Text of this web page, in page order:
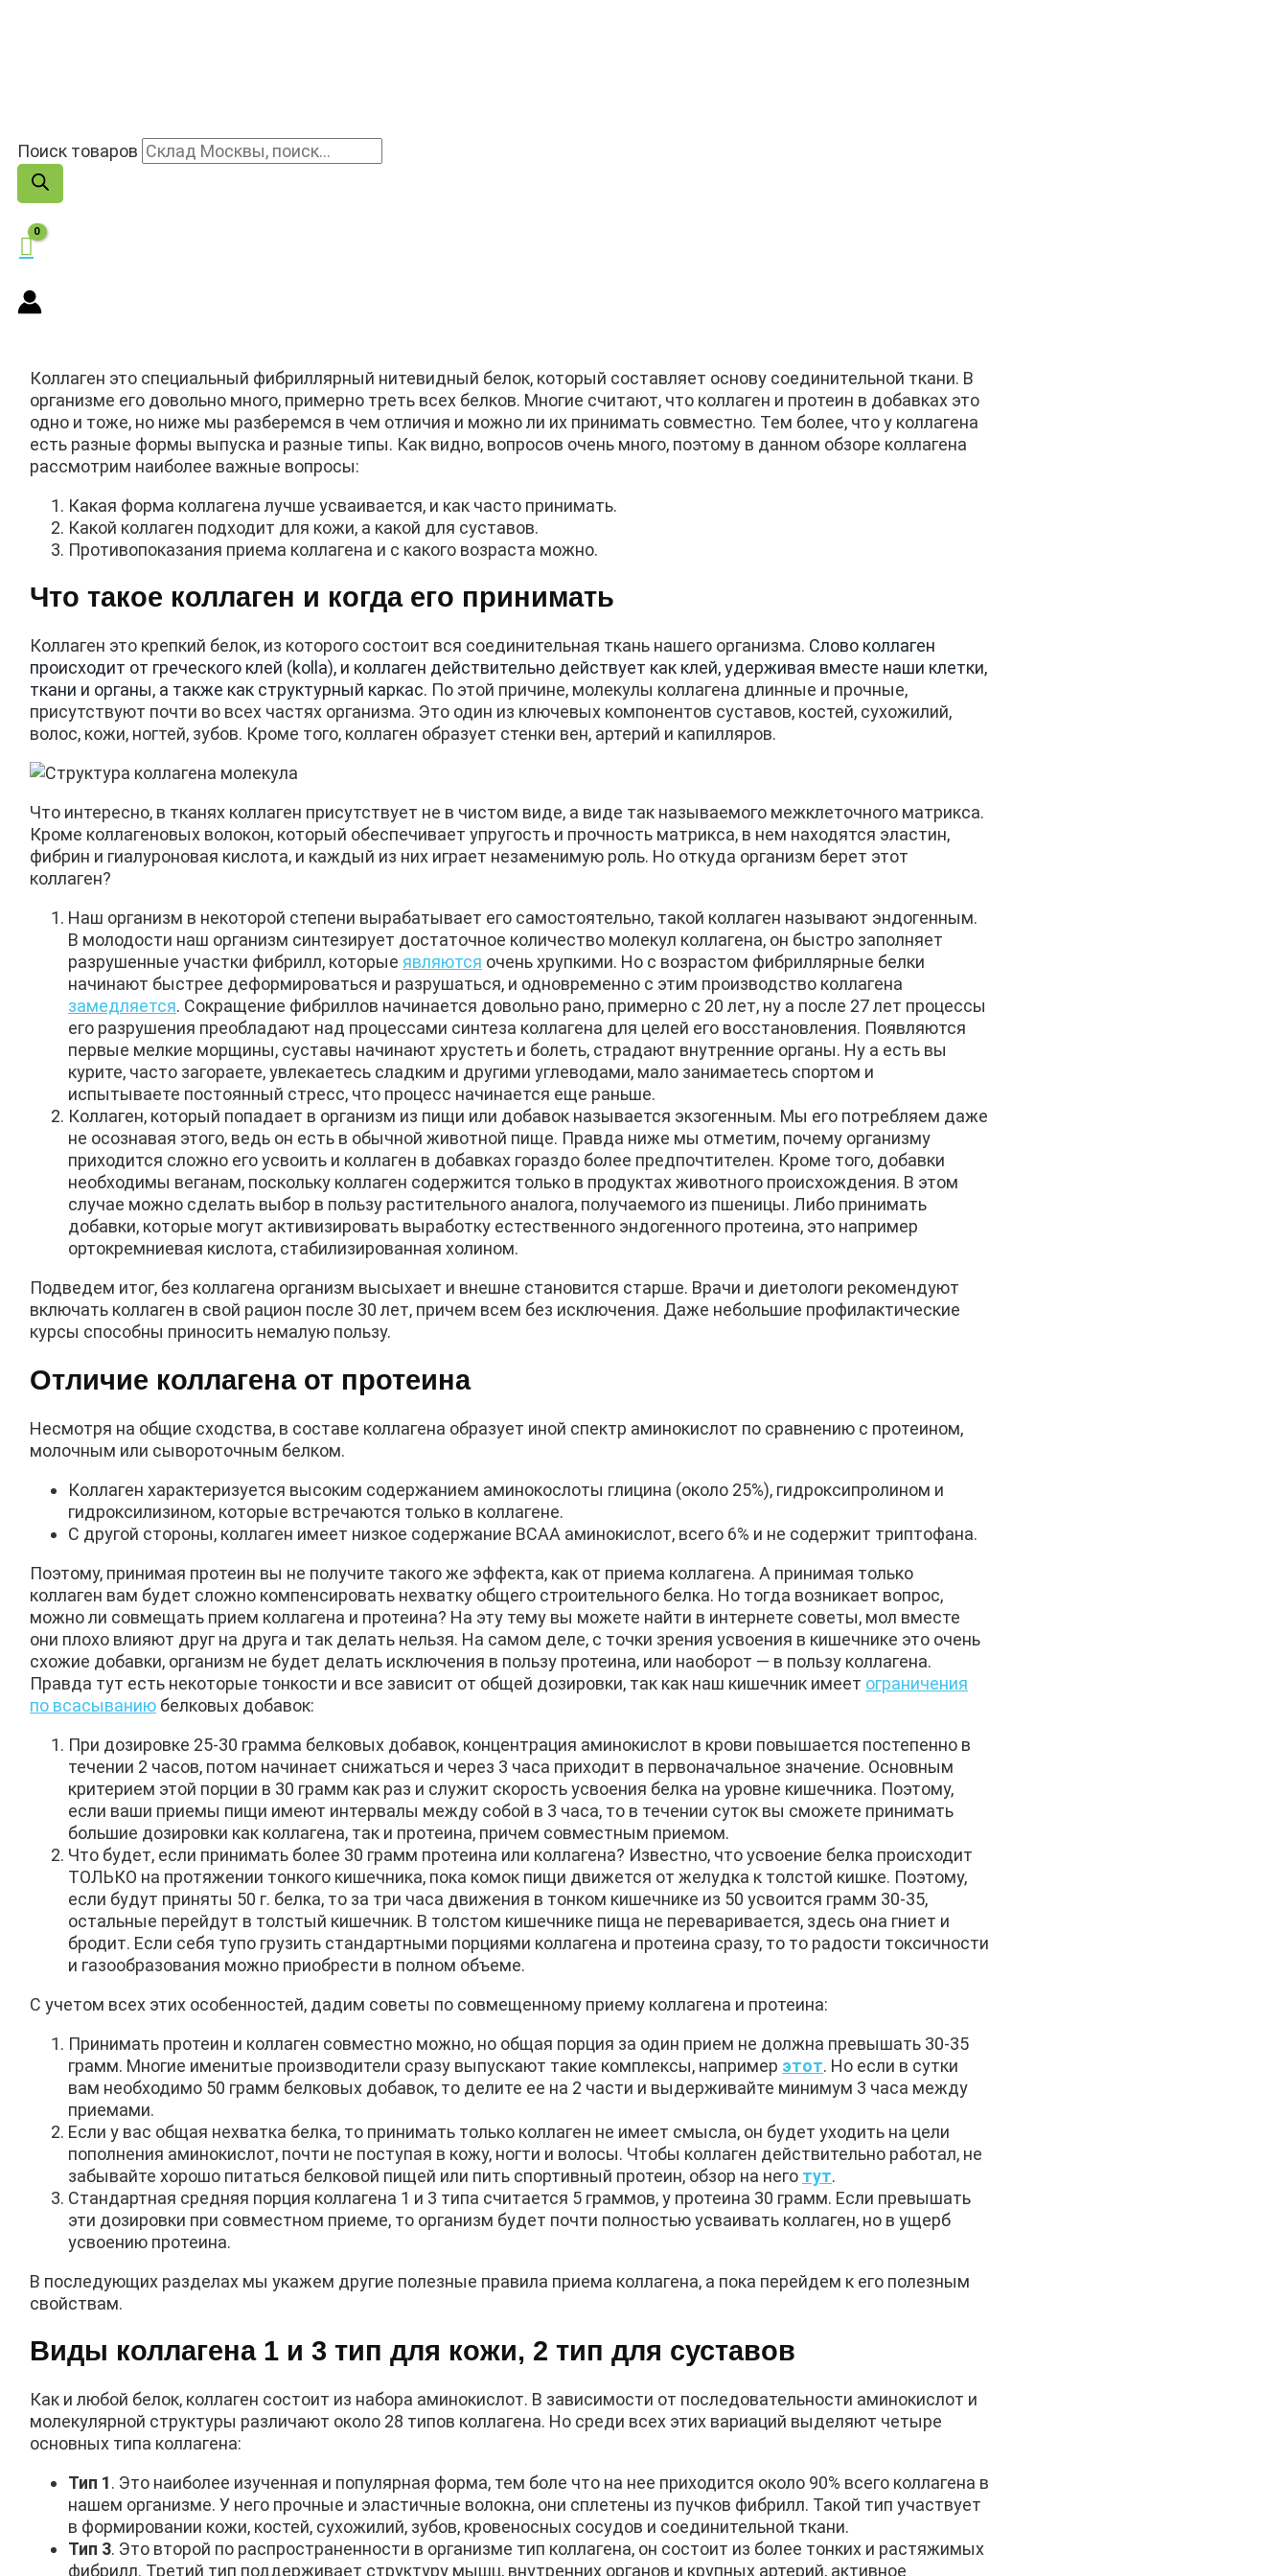
Поиск товаров
Коллаген это специальный фибриллярный нитевидный белок, который составляет основу соединительной ткани. В
организме его довольно много, примерно треть всех белков. Многие считают, что коллаген и протеин в добавках это
одно и тоже, но ниже мы разберемся в чем отличия и можно ли их принимать совместно. Тем более, что у коллагена
есть разные формы выпуска и разные типы. Как видно, вопросов очень много, поэтому в данном обзоре коллагена
рассмотрим наиболее важные вопросы:
Какая форма коллагена лучше усваивается, и как часто принимать.
Какой коллаген подходит для кожи, а какой для суставов.
Противопоказания приема коллагена и с какого возраста можно.
Что такое коллаген и когда его принимать
Коллаген это крепкий белок, из которого состоит вся соединительная ткань нашего организма. Слово коллаген
происходит от греческого клей (kolla), и коллаген действительно действует как клей, удерживая вместе наши клетки,
ткани и органы, а также как структурный каркас. По этой причине, молекулы коллагена длинные и прочные,
присутствуют почти во всех частях организма. Это один из ключевых компонентов суставов, костей, сухожилий,
волос, кожи, ногтей, зубов. Кроме того, коллаген образует стенки вен, артерий и капилляров.
Что интересно, в тканях коллаген присутствует не в чистом виде, а виде так называемого межклеточного матрикса.
Кроме коллагеновых волокон, который обеспечивает упругость и прочность матрикса, в нем находятся эластин,
фибрин и гиалуроновая кислота, и каждый из них играет незаменимую роль. Но откуда организм берет этот
коллаген?
Наш организм в некоторой степени вырабатывает его самостоятельно, такой коллаген называют эндогенным.
В молодости наш организм синтезирует достаточное количество молекул коллагена, он быстро заполняет
разрушенные участки фибрилл, которые являются очень хрупкими. Но с возрастом фибриллярные белки
начинают быстрее деформироваться и разрушаться, и одновременно с этим производство коллагена
замедляется. Сокращение фибриллов начинается довольно рано, примерно с 20 лет, ну а после 27 лет процессы
его разрушения преобладают над процессами синтеза коллагена для целей его восстановления. Появляются
первые мелкие морщины, суставы начинают хрустеть и болеть, страдают внутренние органы. Ну а есть вы
курите, часто загораете, увлекаетесь сладким и другими углеводами, мало занимаетесь спортом и
испытываете постоянный стресс, что процесс начинается еще раньше.
Коллаген, который попадает в организм из пищи или добавок называется экзогенным. Мы его потребляем даже
не осознавая этого, ведь он есть в обычной животной пище. Правда ниже мы отметим, почему организму
приходится сложно его усвоить и коллаген в добавках гораздо более предпочтителен. Кроме того, добавки
необходимы веганам, поскольку коллаген содержится только в продуктах животного происхождения. В этом
случае можно сделать выбор в пользу растительного аналога, получаемого из пшеницы. Либо принимать
добавки, которые могут активизировать выработку естественного эндогенного протеина, это например
ортокремниевая кислота, стабилизированная холином.
Подведем итог, без коллагена организм высыхает и внешне становится старше. Врачи и диетологи рекомендуют
включать коллаген в свой рацион после 30 лет, причем всем без исключения. Даже небольшие профилактические
курсы способны приносить немалую пользу.
Отличие коллагена от протеина
Несмотря на общие сходства, в составе коллагена образует иной спектр аминокислот по сравнению с протеином,
молочным или сывороточным белком.
Коллаген характеризуется высоким содержанием аминокослоты глицина (около 25%), гидроксипролином и
гидроксилизином, которые встречаются только в коллагене.
С другой стороны, коллаген имеет низкое содержание BCAA аминокислот, всего 6% и не содержит триптофана.
Поэтому, принимая протеин вы не получите такого же эффекта, как от приема коллагена. А принимая только
коллаген вам будет сложно компенсировать нехватку общего строительного белка. Но тогда возникает вопрос,
можно ли совмещать прием коллагена и протеина? На эту тему вы можете найти в интернете советы, мол вместе
они плохо влияют друг на друга и так делать нельзя. На самом деле, с точки зрения усвоения в кишечнике это очень
схожие добавки, организм не будет делать исключения в пользу протеина, или наоборот — в пользу коллагена.
Правда тут есть некоторые тонкости и все зависит от общей дозировки, так как наш кишечник имеет ограничения
по всасыванию белковых добавок:
При дозировке 25-30 грамма белковых добавок, концентрация аминокислот в крови повышается постепенно в
течении 2 часов, потом начинает снижаться и через 3 часа приходит в первоначальное значение. Основным
критерием этой порции в 30 грамм как раз и служит скорость усвоения белка на уровне кишечника. Поэтому,
если ваши приемы пищи имеют интервалы между собой в 3 часа, то в течении суток вы сможете принимать
большие дозировки как коллагена, так и протеина, причем совместным приемом.
Что будет, если принимать более 30 грамм протеина или коллагена? Известно, что усвоение белка происходит
ТОЛЬКО на протяжении тонкого кишечника, пока комок пищи движется от желудка к толстой кишке. Поэтому,
если будут приняты 50 г. белка, то за три часа движения в тонком кишечнике из 50 усвоится грамм 30-35,
остальные перейдут в толстый кишечник. В толстом кишечнике пища не переваривается, здесь она гниет и
бродит. Если себя тупо грузить стандартными порциями коллагена и протеина сразу, то то радости токсичности
и газообразования можно приобрести в полном объеме.
С учетом всех этих особенностей, дадим советы по совмещенному приему коллагена и протеина:
Принимать протеин и коллаген совместно можно, но общая порция за один прием не должна превышать 30-35
грамм. Многие именитые производители сразу выпускают такие комплексы, например этот. Но если в сутки
вам необходимо 50 грамм белковых добавок, то делите ее на 2 части и выдерживайте минимум 3 часа между
приемами.
Если у вас общая нехватка белка, то принимать только коллаген не имеет смысла, он будет уходить на цели
пополнения аминокислот, почти не поступая в кожу, ногти и волосы. Чтобы коллаген действительно работал, не
забывайте хорошо питаться белковой пищей или пить спортивный протеин, обзор на него тут.
Стандартная средняя порция коллагена 1 и 3 типа считается 5 граммов, у протеина 30 грамм. Если превышать
эти дозировки при совместном приеме, то организм будет почти полностью усваивать коллаген, но в ущерб
усвоению протеина.
В последующих разделах мы укажем другие полезные правила приема коллагена, а пока перейдем к его полезным
свойствам.
Виды коллагена 1 и 3 тип для кожи, 2 тип для суставов
Как и любой белок, коллаген состоит из набора аминокислот. В зависимости от последовательности аминокислот и
молекулярной структуры различают около 28 типов коллагена. Но среди всех этих вариаций выделяют четыре
основных типа коллагена:
Тип 1. Это наиболее изученная и популярная форма, тем боле что на нее приходится около 90% всего коллагена в
нашем организме. У него прочные и эластичные волокна, они сплетены из пучков фибрилл. Такой тип участвует
в формировании кожи, костей, сухожилий, зубов, кровеносных сосудов и соединительной ткани.
Тип 3. Это второй по распространенности в организме тип коллагена, он состоит из более тонких и растяжимых
фибрилл. Третий тип поддерживает структуру мышц, внутренних органов и крупных артерий, активное